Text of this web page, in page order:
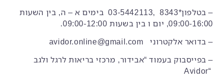
– בטלפון*8343 ,03-5442113 בימים א – ה, בין השעות
09:00-16:00, יום ו בין בשעות 09:00-12:00.
– בדואר אלקטרוני avidor.online@gmail.com
– בפייסבוק בעמוד “אבידור, מרכזי בריאות לרגל ולגב
“Avidor